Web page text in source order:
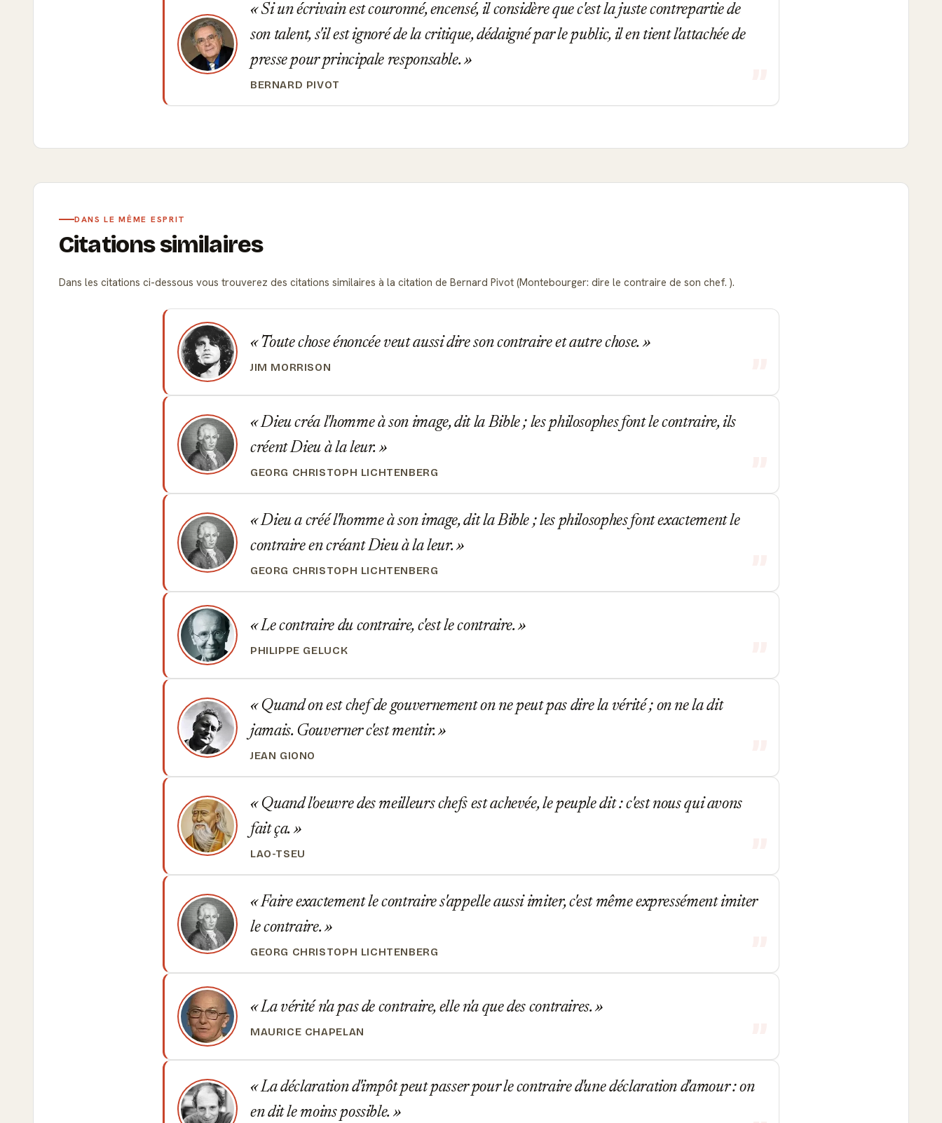
Si un écrivain est couronné, encensé, il considère que c'est la juste contrepartie de
son talent, s'il est ignoré de la critique, dédaigné par le public, il en tient l'attachée de
presse pour principale responsable.
BERNARD PIVOT
DANS LE MÊME ESPRIT
Citations similaires
Dans les citations ci-dessous vous trouverez des citations similaires à la citation de Bernard Pivot (Montebourger: dire le contraire de son chef. ).
Toute chose énoncée veut aussi dire son contraire et autre chose.
JIM MORRISON
Dieu créa l'homme à son image, dit la Bible ; les philosophes font le contraire, ils
créent Dieu à la leur.
GEORG CHRISTOPH LICHTENBERG
Dieu a créé l'homme à son image, dit la Bible ; les philosophes font exactement le
contraire en créant Dieu à la leur.
GEORG CHRISTOPH LICHTENBERG
Le contraire du contraire, c'est le contraire.
PHILIPPE GELUCK
Quand on est chef de gouvernement on ne peut pas dire la vérité ; on ne la dit
jamais. Gouverner c'est mentir.
JEAN GIONO
Quand l'oeuvre des meilleurs chefs est achevée, le peuple dit : c'est nous qui avons
fait ça.
LAO-TSEU
Faire exactement le contraire s'appelle aussi imiter, c'est même expressément imiter
le contraire.
GEORG CHRISTOPH LICHTENBERG
La vérité n'a pas de contraire, elle n'a que des contraires.
MAURICE CHAPELAN
La déclaration d'impôt peut passer pour le contraire d'une déclaration d'amour : on
en dit le moins possible.